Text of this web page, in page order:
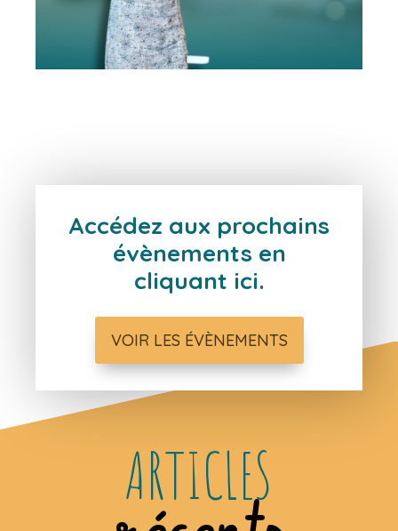
Accédez aux prochains
évènements en
cliquant ici.
VOIR LES ÉVÈNEMENTS
ARTICLES